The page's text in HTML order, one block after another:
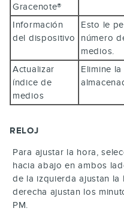
Gracenote®
Información
del dispositivo
Esto le
número
medios.
Actualizar
índice de
medios
Elimine
RELOJ
Para ajustar la hora,
hacia abajo en ambos
de la izquierda ajustan la
derecha ajustan los
PM.